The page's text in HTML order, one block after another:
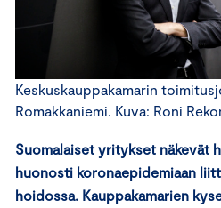
Keskuskauppakamarin
Romakkaniemi. Kuva: Roni
Suomalaiset yritykset näkevät
huonosti koronaepidemiaan
hoidossa. Kauppakamarien